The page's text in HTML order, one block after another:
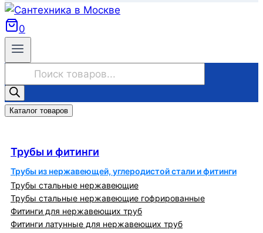
0
товаров
Каталог товаров
Трубы и фитинги
Трубы из нержавеющей, углеродистой стали и фитинги
Трубы стальные нержавеющие
Трубы стальные нержавеющие гофрированные
Фитинги для нержавеющих труб
Фитинги латунные для нержавеющих труб